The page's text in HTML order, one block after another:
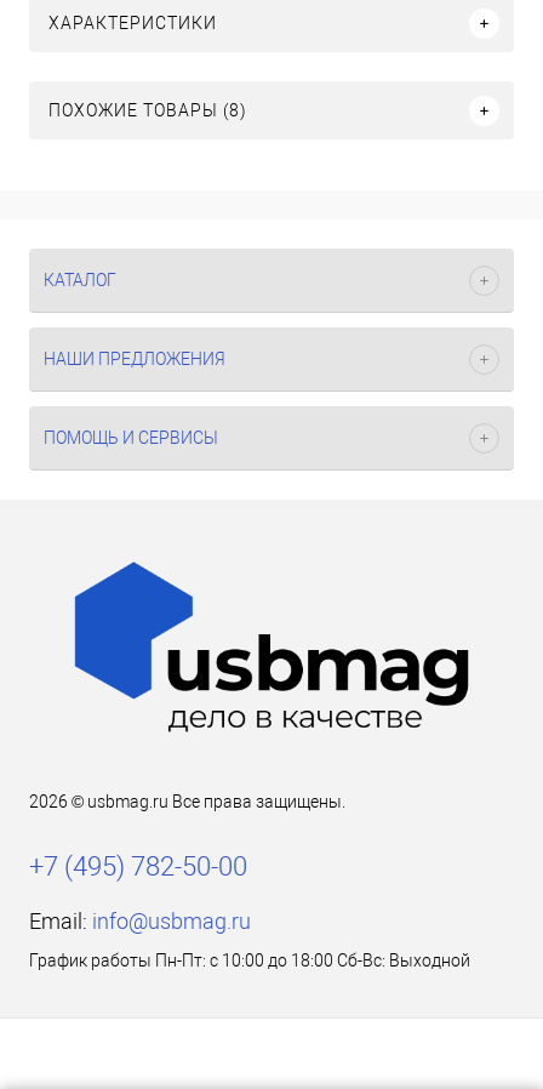
ХАРАКТЕРИСТИКИ
ПОХОЖИЕ ТОВАРЫ (8)
КАТАЛОГ
НАШИ ПРЕДЛОЖЕНИЯ
ПОМОЩЬ И СЕРВИСЫ
2026 © usbmag.ru Все права защищены.
+7 (495) 782-50-00
Email: info@usbmag.ru
График работы Пн-Пт: с 10:00 до 18:00 Сб-Вс: Выходной